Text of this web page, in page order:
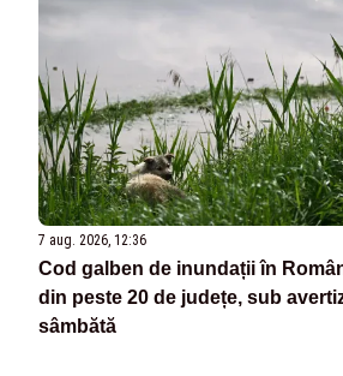
7 aug. 2026, 12:36
Cod galben de inundații în
din peste 20 de județe, sub
sâmbătă